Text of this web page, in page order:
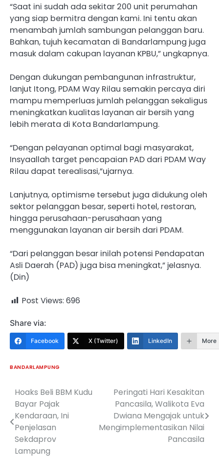
“Saat ini sudah ada sekitar 200 unit perumahan
yang siap bermitra dengan kami. Ini tentu akan
menambah jumlah sambungan pelanggan baru.
Bahkan, tujuh kecamatan di Bandarlampung juga
masuk dalam cakupan layanan KPBU,” ungkapnya.
Dengan dukungan pembangunan infrastruktur,
lanjut Itong, PDAM Way Rilau semakin percaya diri
mampu memperluas jumlah pelanggan sekaligus
meningkatkan kualitas layanan air bersih yang
lebih merata di Kota Bandarlampung.
“Dengan pelayanan optimal bagi masyarakat,
Insyaallah target pencapaian PAD dari PDAM Way
Rilau dapat terealisasi,”ujarnya.
Lanjutnya, optimisme tersebut juga didukung oleh
sektor pelanggan besar, seperti hotel, restoran,
hingga perusahaan-perusahaan yang
menggunakan layanan air bersih dari PDAM.
“Dari pelanggan besar inilah potensi Pendapatan
Asli Daerah (PAD) juga bisa meningkat,” jelasnya.
(Din)
Post Views: 696
Share via:
Facebook X (Twitter) LinkedIn More
BANDARLAMPUNG
Navigasi
pos
Hoaks Beli BBM Kudu
Bayar Pajak
Kendaraan, Ini
Penjelasan
Sekdaprov
Lampung
Peringati Hari Kesakitan
Pancasila, Walikota Eva
Dwiana Mengajak untuk
Mengimplementasikan Nilai
Pancasila